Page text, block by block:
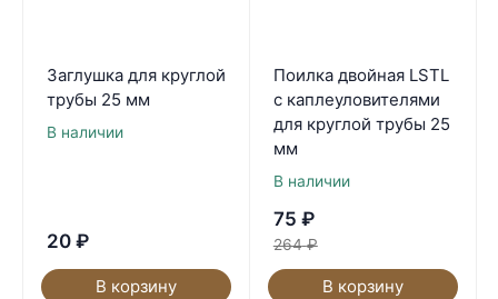
Заглушка для круглой
трубы 25 мм
В наличии
20 ₽
В корзину
Поилка двойная LSTL
с каплеуловителями
для круглой трубы 25
мм
В наличии
75 ₽
264 ₽
В корзину